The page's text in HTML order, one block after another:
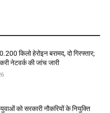
किलो हेरोइन बरामद, दो गिरफ्तार;
नेटवर्क की जांच जारी
को सरकारी नौकरियों के नियुक्ति